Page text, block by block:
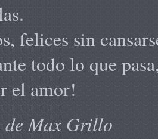
felices sin
todo lo que
el amor!
de Max Grillo